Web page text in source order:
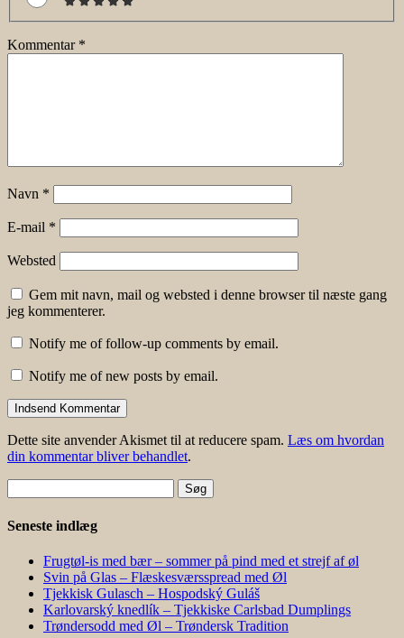
Kommentar *
Navn *
E-mail *
Websted
Gem mit navn, mail og websted i denne browser til næste gang
jeg kommenterer.
Notify me of follow-up comments by email.
Notify me of new posts by email.
Dette site anvender Akismet til at reducere spam. Læs om hvordan
din kommentar bliver behandlet.
efter:
Seneste indlæg
Frugtøl-is med bær – sommer på pind med et strejf af øl
Svin på Glas – Flæskesværsspread med Øl
Tjekkisk Gulasch – Hospodský Guláš
Karlovarský knedlík – Tjekkiske Carlsbad Dumplings
Trøndersodd med Øl – Trøndersk Tradition